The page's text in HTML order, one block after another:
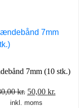
7mm (10 stk.)
kr. Den
oprindelige
50,00 kr.
inkl. moms